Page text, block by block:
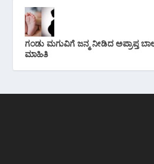
ಗಂಡು ಮಗುವಿಗೆ ಜನ್ಮ ನೀಡಿದ ಅಪ್ರಾಪ್ತ
ಮಾಹಿತಿ